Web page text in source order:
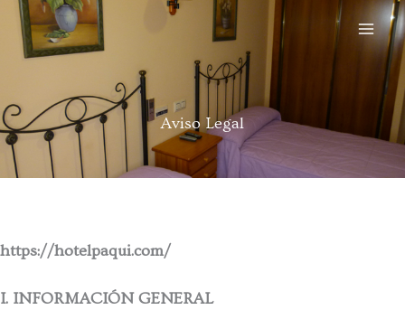
Aviso Legal
https://hotelpaqui.com/
I. INFORMACIÓN GENERAL